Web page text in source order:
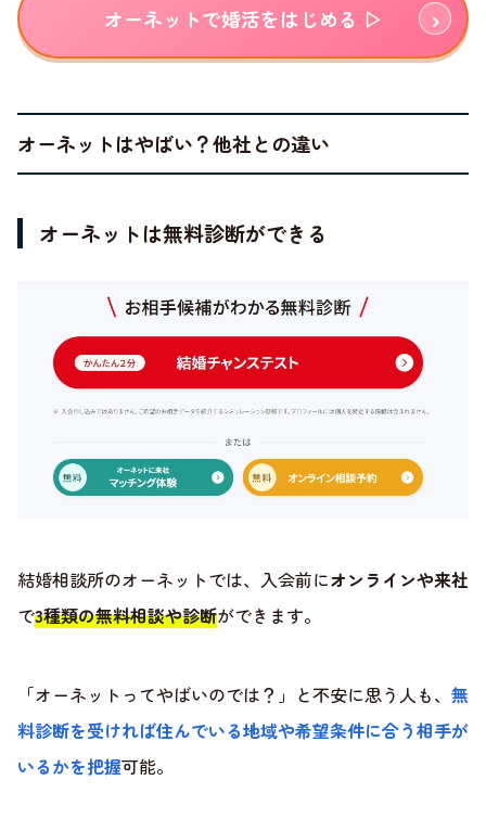
オーネットで婚活をはじめる ▷
オーネットはやばい？他社との違い
オーネットは無料診断ができる
結婚相談所のオーネットでは、入会前にオンラインや来社
で3種類の無料相談や診断ができます。
「オーネットってやばいのでは？」と不安に思う人も、 無
料診断を受ければ住んでいる地域や希望条件に合う相手が
いるかを把握可能。